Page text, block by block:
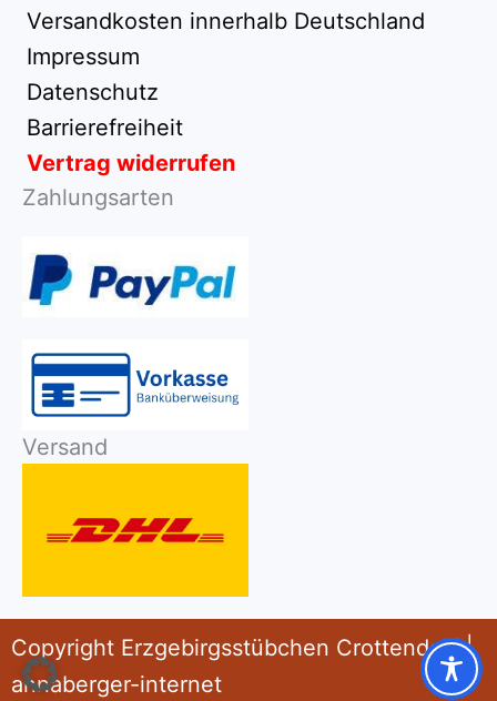
Versandkosten innerhalb Deutschland
Impressum
Datenschutz
Barrierefreiheit
Vertrag widerrufen
Zahlungsarten
Versand
Copyright Erzgebirgsstübchen Crottendorf |
annaberger-internet